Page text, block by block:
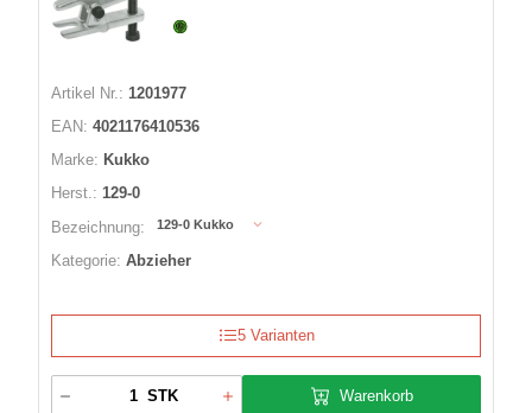
Artikel Nr.: 1201977
EAN: 4021176410536
Marke: Kukko
Herst.: 129-0
Bezeichnung:
129-0 Kukko
Kategorie: Abzieher
5 Varianten
STK Warenkorb